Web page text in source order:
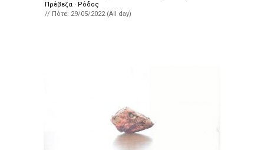
Πρέβεζα · Ρόδος
// Πότε: 29/05/2022 (All day)